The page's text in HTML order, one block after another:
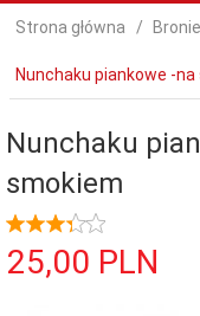
Strona główna Bronie
Nunchaku piankowe -
Nunchaku
smokiem
25,00 PLN